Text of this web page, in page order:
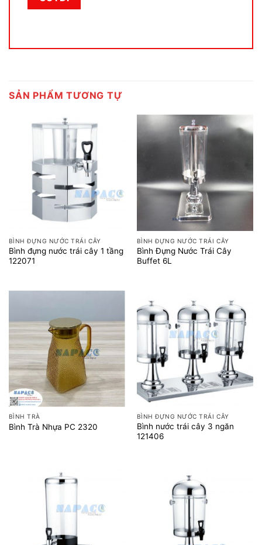
SẢN PHẨM TƯƠNG TỰ
BÌNH ĐỰNG NƯỚC TRÁI CÂY
Bình đựng nước trái cây 1 tầng
122071
BÌNH ĐỰNG NƯỚC TRÁI CÂY
Bình Đựng Nước Trái Cây
Buffet 6L
BÌNH TRÀ
Bình Trà Nhựa PC 2320
BÌNH ĐỰNG NƯỚC TRÁI CÂY
Bình nước trái cây 3 ngăn
121406